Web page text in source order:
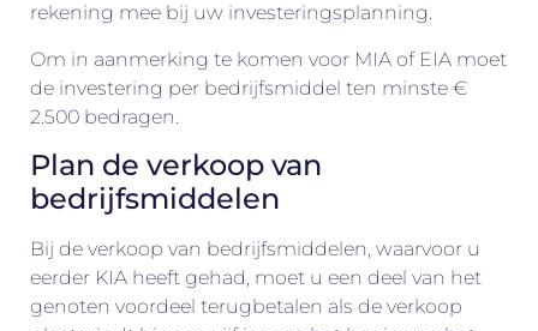
rekening mee bij uw investeringsplanning.
Om in aanmerking te komen voor MIA of EIA moet
de investering per bedrijfsmiddel ten minste €
2.500 bedragen.
Plan de verkoop van
bedrijfsmiddelen
Bij de verkoop van bedrijfsmiddelen, waarvoor u
eerder KIA heeft gehad, moet u een deel van het
genoten voordeel terugbetalen als de verkoop